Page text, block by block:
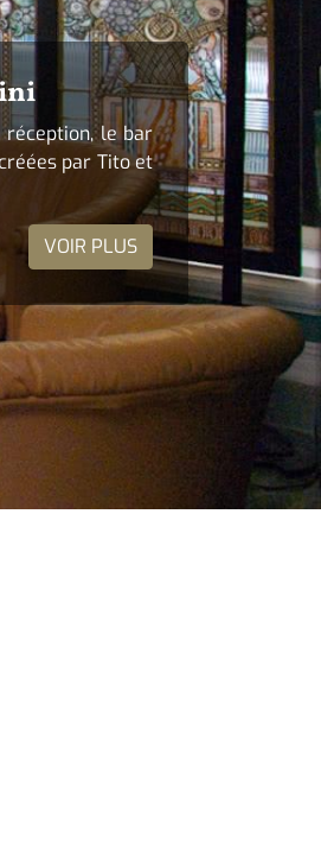
réception, le bar
par Tito et
VOIR PLUS